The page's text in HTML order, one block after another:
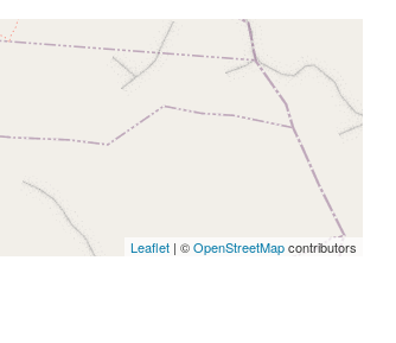
Leaflet| ©OpenStreetMapcontributors